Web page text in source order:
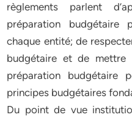
règlements parlent
préparation
chaque entité; de
budgétaire et de
préparation budgétaire
principes budgétaires
Du point de vue